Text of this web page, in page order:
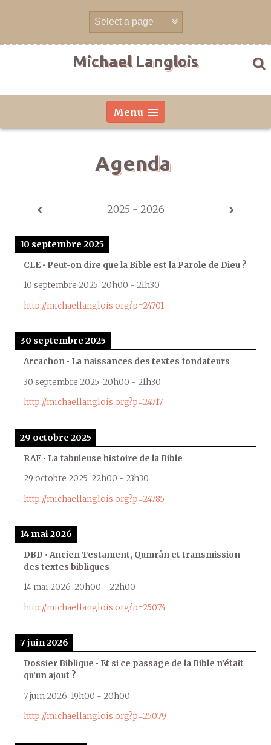
Michael Langlois
Menu
Agenda
2025 - 2026
10 septembre 2025
CLE • Peut-on dire que la Bible est la Parole de Dieu ?
10 septembre 2025 20h00 - 21h30
http://michaellanglois.org?p=24701
30 septembre 2025
Arcachon • La naissances des textes fondateurs
30 septembre 2025 20h00 - 21h30
http://michaellanglois.org?p=24717
29 octobre 2025
RAF • La fabuleuse histoire de la Bible
29 octobre 2025 22h00 - 23h30
http://michaellanglois.org?p=24785
14 mai 2026
DBD • Ancien Testament, Qumrân et transmission
des textes bibliques
14 mai 2026 20h00 - 22h00
http://michaellanglois.org?p=25074
7 juin 2026
Dossier Biblique • Et si ce passage de la Bible n’était
qu’un ajout ?
7 juin 2026 19h00 - 20h00
http://michaellanglois.org?p=25079